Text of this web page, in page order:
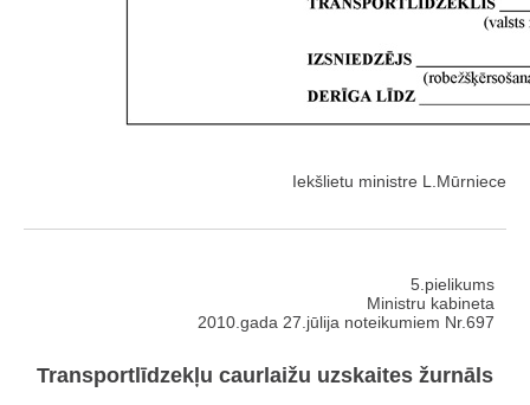
Iekšlietu ministre L.Mūrniece
5.pielikums
Ministru kabineta
2010.gada 27.jūlija noteikumiem Nr.697
Transportlīdzekļu caurlaižu uzskaites žurnāls